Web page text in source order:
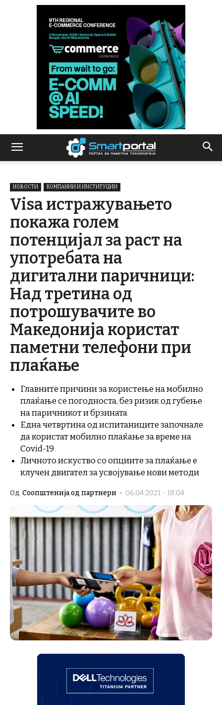
НОВОСТИ КОМПАНИИ И ИНСТИТУЦИИ
Visa истражувањето
покажа голем
потенцијал за раст на
употребата на
дигитални паричници:
Над третина од
потрошувачите во
Македонија користат
паметни телефони при
плаќање
Главните причини за користење на мобилно
плаќање се погодноста, без ризик од губење
на паричникот и брзината
Една четвртина од испитаниците започнале
да користат мобилно плаќање за време на
Covid-19
Личното искуство со опциите за плаќање е
клучен двигател за усвојување нови методи
Од Соопштенија од партнери - 06.04.2021 - 18:04